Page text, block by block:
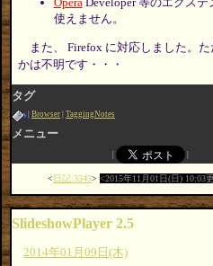
使えません。
また、 Firefox に対応しました。
かは不明です・・・
タグ
Browser TaggingNotes
メニュー
日記:3343 2015年11月01日(日) 10:03
SlideshowPlayer 2.5
2014年01月09日(木)